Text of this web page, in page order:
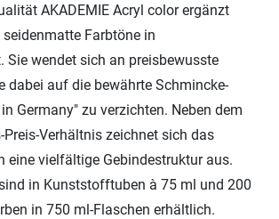
AKADEMIE Acryl color ergänzt
Farbtöne in
Sie wendet sich an preisbewusste
dabei auf die bewährte Schmincke-
Germany" zu verzichten. Neben dem
Verhältnis zeichnet sich das
eine vielfältige Gebindestruktur aus.
in Kunststofftuben à 75 ml und 200
in 750 ml-Flaschen erhältlich.